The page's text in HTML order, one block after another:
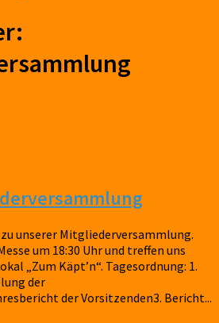
zu unserer Mitgliederversammlung.
um 18:30 Uhr und treffen uns
„Zum Käpt’n“. Tagesordnung: 1.
der
der Vorsitzenden3. Bericht...